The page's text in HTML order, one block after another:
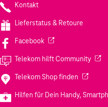
Kontakt
Lieferstatus & Retoure
Facebook(Wird in einem
Telekom hilft Community(Wird
Telekom Shop finden (Wird in
Hilfen für Dein Handy,